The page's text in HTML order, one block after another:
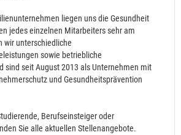
liegen uns die Gesundheit
jedes einzelnen Mitarbeiters sehr am
wir unterschiedliche
sowie betriebliche
sind seit August 2013 als Unternehmen mit
und Gesundheitsprävention
Berufseinsteiger oder
Sie alle aktuellen Stellenangebote.